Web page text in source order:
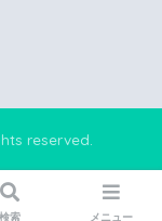
reserved.
検索 メニュー